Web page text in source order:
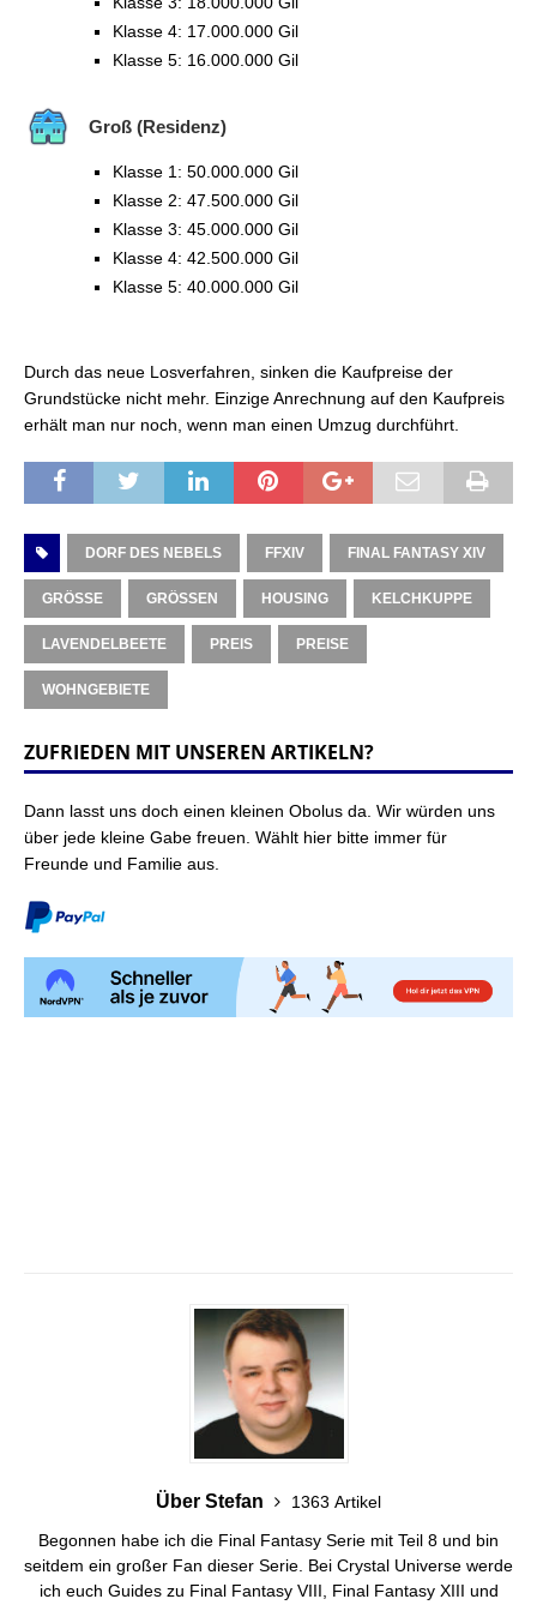
Klasse 4: 17.000.000 Gil
Klasse 5: 16.000.000 Gil
Groß (Residenz)
Klasse 1: 50.000.000 Gil
Klasse 2: 47.500.000 Gil
Klasse 3: 45.000.000 Gil
Klasse 4: 42.500.000 Gil
Klasse 5: 40.000.000 Gil
Durch das neue Losverfahren, sinken die Kaufpreise der
Grundstücke nicht mehr. Einzige Anrechnung auf den Kaufpreis
erhält man nur noch, wenn man einen Umzug durchführt.
DORF DES NEBELS FFXIV FINAL FANTASY XIV
GRÖSSE GRÖSSEN HOUSING KELCHKUPPE
LAVENDELBEETE PREIS PREISE
WOHNGEBIETE
ZUFRIEDEN MIT UNSEREN ARTIKELN?
Dann lasst uns doch einen kleinen Obolus da. Wir würden uns
über jede kleine Gabe freuen. Wählt hier bitte immer für
Freunde und Familie aus.
Über Stefan
1363 Artikel
Begonnen habe ich die Final Fantasy Serie mit Teil 8 und bin
seitdem ein großer Fan dieser Serie. Bei Crystal Universe werde
ich euch Guides zu Final Fantasy VIII, Final Fantasy XIII und